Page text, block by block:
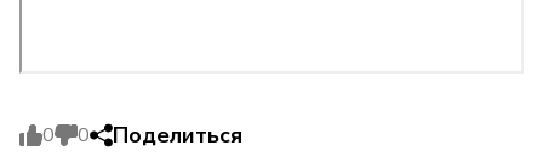
0 0 Поделиться